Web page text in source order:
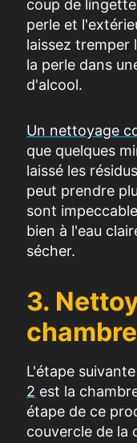
coup de
perle et
laissez tremper
la perle dans
d'alcool.
Un nettoyage
que quelques
laissé les
peut prendre
sont
bien à l'eau
sécher.
3.
L'étape
2 est la
étape de ce
couvercle de la